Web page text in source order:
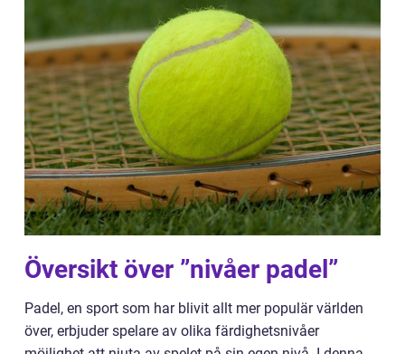
Översikt över ”nivåer padel”
Padel, en sport som har blivit allt mer populär världen
över, erbjuder spelare av olika färdighetsnivåer